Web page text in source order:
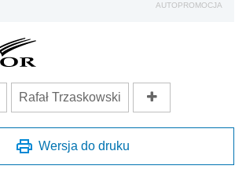
AUTOPROMOCJA
Rafał Trzaskowski
Wersja do druku